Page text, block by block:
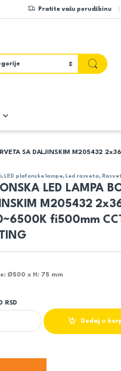
Pratite vašu porudžbinu
SA DALJINSKIM M205432
, LED plafonske lampe, Led rasveta,
LED LAMPA
M205432
fi500mm
Ø500 x H: 75 mm
RSD
LED LAMPA BOJE DRVETA SA
Dodaj u